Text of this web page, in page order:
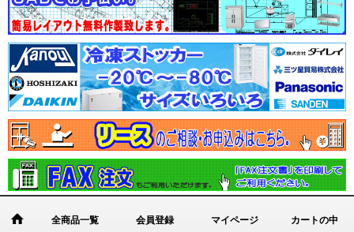
全商品一覧 会員登録 マイページ カートの中